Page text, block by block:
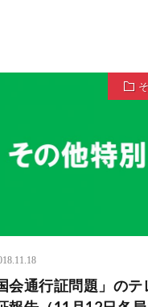
会通行証問題」の